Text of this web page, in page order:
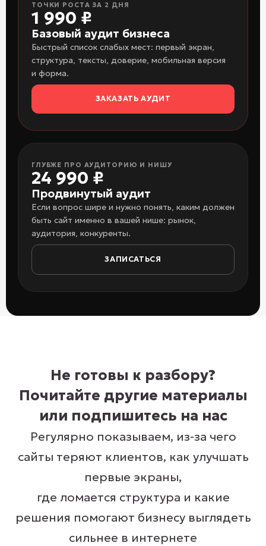
ТОЧКИ РОСТА ЗА 2 ДНЯ
1 990 ₽
Базовый аудит бизнеса
Быстрый список слабых мест: первый экран,
структура, тексты, доверие, мобильная версия
и форма.
ЗАКАЗАТЬ АУДИТ
ГЛУБЖЕ ПРО АУДИТОРИЮ И НИШУ
24 990 ₽
Продвинутый аудит
Если вопрос шире и нужно понять, каким должен
быть сайт именно в вашей нише: рынок,
аудитория, конкуренты.
ЗАПИСАТЬСЯ
Не готовы к разбору?
Почитайте другие материалы
или подпишитесь на нас
Регулярно показываем, из-за чего
сайты теряют клиентов, как улучшать
первые экраны,
где ломается структура и какие
решения помогают бизнесу выглядеть
сильнее в интернете